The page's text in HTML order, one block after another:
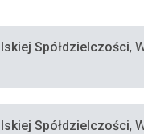
Spółdzielczości,
Spółdzielczości,